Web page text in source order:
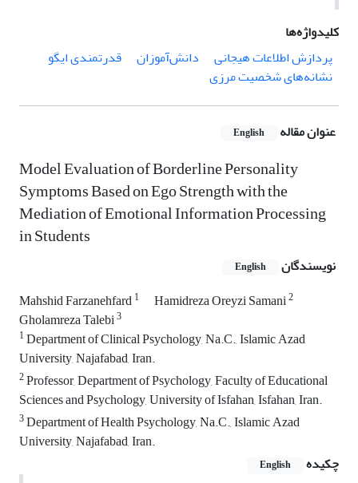
کلیدواژه‌ها
پردازش اطلاعات هیجانی
دانش‌آموزان
قدرتمندی ایگو
نشانه‌های شخصیت مرزی
عنوان مقاله English
Model Evaluation of Borderline Personality
Symptoms Based on Ego Strength with the
Mediation of Emotional Information Processing
in Students
نویسندگان English
Mahshid Farzanehfard1 Hamidreza Oreyzi Samani2
Gholamreza Talebi3
1Department of Clinical Psychology, Na.C., Islamic Azad
University, Najafabad, Iran.
2Professor, Department of Psychology, Faculty of Educational
Sciences and Psychology, University of Isfahan, Isfahan, Iran.
3Department of Health Psychology, Na.C., Islamic Azad
University, Najafabad, Iran.
چکیده
English